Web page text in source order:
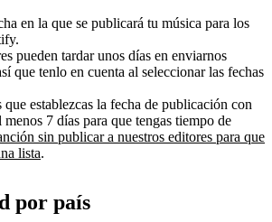
en la que se publicará tu música para los
pueden tardar unos días en enviarnos
que tenlo en cuenta al seleccionar las fechas
que establezcas la fecha de publicación con
7 días para que tengas tiempo de
sin publicar a nuestros editores para que
lista.
por país